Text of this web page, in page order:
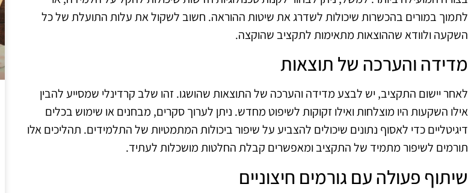
לתמוך במורים בהכשרות שיכולות לשדרג את שיטות ההוראה. חשוב לשקול את עלות התועלת של כל
השקעה ולוודא שההוצאות מתאימות לתקציב שהוקצה.
מדידה והערכה של תוצאות
לאחר יישום התקציב, יש לבצע מדידה והערכה של התוצאות שהושגו. זהו שלב קרדינלי שמסייע להבין
אילו השקעות היו מוצלחות ואילו זקוקות לשיפוט מחדש. ניתן לערוך סקרים, מבחנים או שימוש בכלים
דיגיטליים כדי לאסוף נתונים שיכולים להצביע על שיפור ביכולות המתמטיות של התלמידים. תהליכים אלו
תורמים לשיפור מתמיד של התקציב ומאפשרים קבלת החלטות מושכלות לעתיד.
שיתוף פעולה עם גורמים חיצוניים